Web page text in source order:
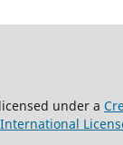
under a